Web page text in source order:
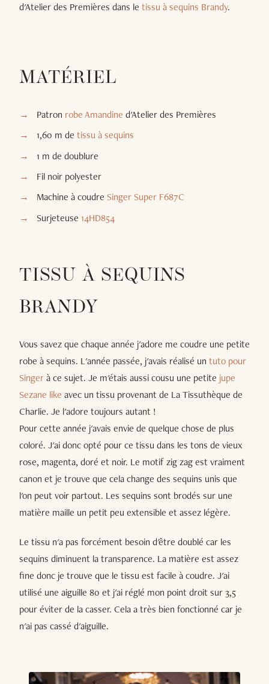
d'Atelier des Premières dans le tissu à sequins Brandy.
MATÉRIEL
Patron robe Amandine d'Atelier des Premières
1,60 m de tissu à sequins
1 m de doublure
Fil noir polyester
Machine à coudre Singer Super F687C
Surjeteuse 14HD854
TISSU À SEQUINS
BRANDY
Vous savez que chaque année j'adore me coudre une petite
robe à sequins. L'année passée, j'avais réalisé un tuto pour
Singerà ce sujet. Je m'étais aussi cousu une petite jupe
Sezane like avec un tissu provenant de La Tissuthèque de
Charlie. Je l'adore toujours autant !
Pour cette année j'avais envie de quelque chose de plus
coloré. J'ai donc opté pour ce tissu dans les tons de vieux
rose, magenta, doré et noir. Le motif zig zag est vraiment
canon et je trouve que cela change des sequins unis que
l'on peut voir partout. Les sequins sont brodés sur une
matière maille un petit peu extensible et assez légère.
Le tissu n'a pas forcément besoin d'être doublé car les
sequins diminuent la transparence. La matière est assez
fine donc je trouve que le tissu est facile à coudre. J'ai
utilisé une aiguille 80 et j'ai réglé mon point droit sur 3,5
pour éviter de la casser. Cela a très bien fonctionné car je
n'ai pas cassé d'aiguille.